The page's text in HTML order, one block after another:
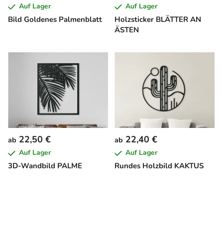
Bild Goldenes Palmenblatt
Auf Lager
Holzsticker BLÄTTER AN
ÄSTEN
Auf Lager
3D-Wandbild PALME
ab 22,50 €
Auf Lager
Rundes Holzbild KAKTUS
ab 22,40 €
Auf Lager